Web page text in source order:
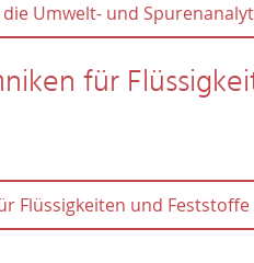
für die
Chemie, Dr. Lorenz-
Umwelt- und
für die
für
Flüssigkeiten und Feststoffe